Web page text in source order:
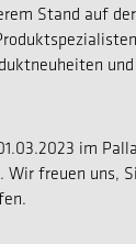
Stand auf
und
im
Wir freuen uns,